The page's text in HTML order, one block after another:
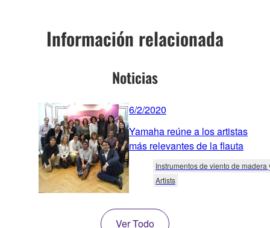
Información relacionada
Noticias
6/2/2020
Yamaha reúne a los artistas
más relevantes de la flauta
Instrumentos de viento de madera
Artists
Ver Todo